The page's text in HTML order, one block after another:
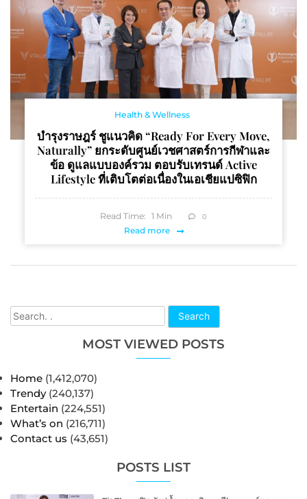
Search
MOST VIEWED POSTS
Home (1,412,070)
Trendy (240,137)
Entertain (224,551)
What’s on (216,711)
Contact us (43,651)
POSTS LIST
Health & Wellness
บำรุงราษฎร์ ชูแนวคิด “Ready For Every Move,
Naturally” ยกระดับศูนย์เวชศาสตร์การกีฬาและ
ข้อ ดูแลแบบองค์รวม ตอบรับเทรนด์ Active
Lifestyle ที่เติบโตต่อเนื่องในเอเชียแปซิฟิก
Read Time: 1 Min 0
Read more